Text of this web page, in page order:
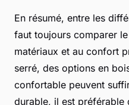
En résumé, entre les
faut toujours comparer
matériaux et au confort
serré, des options en
confortable peuvent
durable, il est préférable